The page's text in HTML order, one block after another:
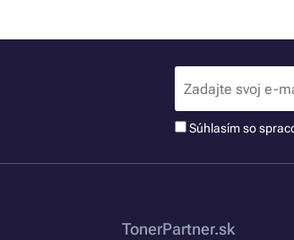
Súhlasím so
TonerPartner.sk